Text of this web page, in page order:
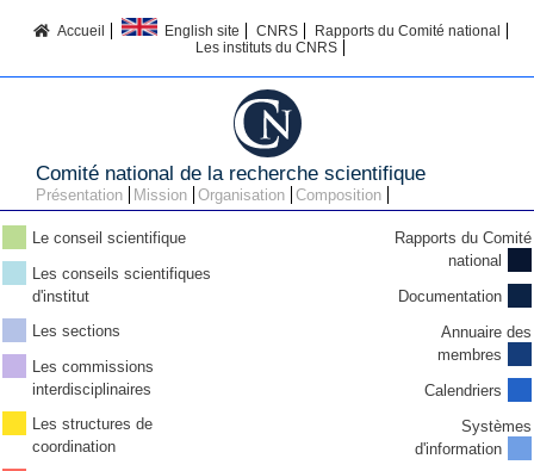
Accueil English site CNRS
Rapports du Comité national
Les instituts du CNRS
Comité national de la recherche scientifique
Présentation Mission Organisation Composition
Le conseil scientifique
Les conseils scientifiques
d'institut
Les sections
Les commissions
interdisciplinaires
Les structures de
coordination
Rapports du Comité
national
Documentation
Annuaire des
membres
Calendriers
Systèmes
d'information